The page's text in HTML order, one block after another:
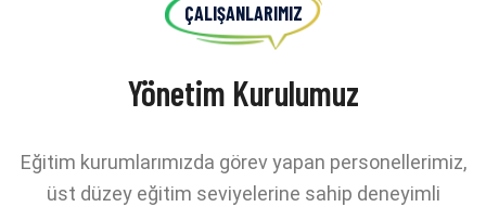
ÇALIŞANLARIMIZ
Yönetim Kurulumuz
Eğitim kurumlarımızda görev yapan personellerimiz,
üst düzey eğitim seviyelerine sahip deneyimli